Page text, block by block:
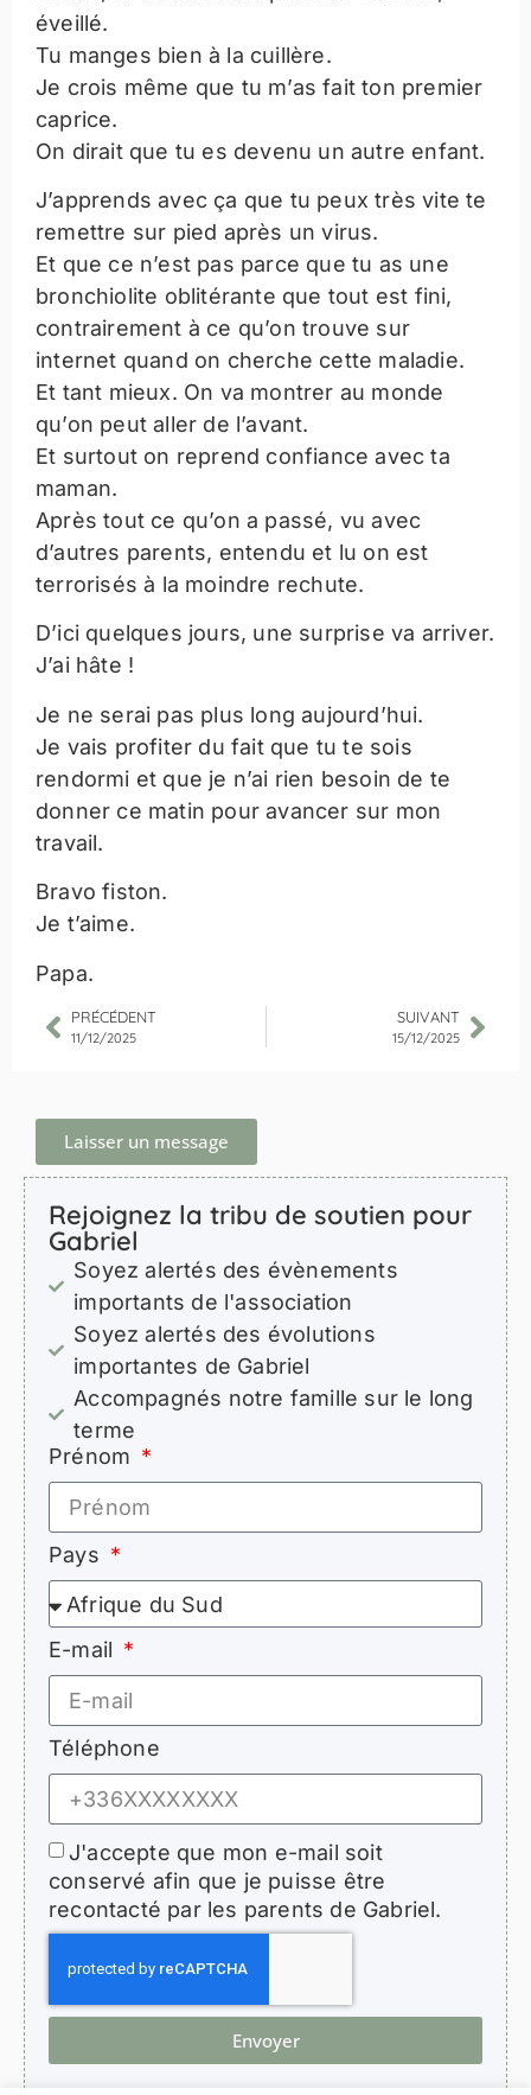
éveillé.
Tu manges bien à la cuillère.
Je crois même que tu m’as fait ton premier
caprice.
On dirait que tu es devenu un autre enfant.
J’apprends avec ça que tu peux très vite te
remettre sur pied après un virus.
Et que ce n’est pas parce que tu as une
bronchiolite oblitérante que tout est fini,
contrairement à ce qu’on trouve sur
internet quand on cherche cette maladie.
Et tant mieux. On va montrer au monde
qu’on peut aller de l’avant.
Et surtout on reprend confiance avec ta
maman.
Après tout ce qu’on a passé, vu avec
d’autres parents, entendu et lu on est
terrorisés à la moindre rechute.
D’ici quelques jours, une surprise va arriver.
J’ai hâte !
Je ne serai pas plus long aujourd’hui.
Je vais profiter du fait que tu te sois
rendormi et que je n’ai rien besoin de te
donner ce matin pour avancer sur mon
travail.
Bravo fiston.
Je t’aime.
Papa.
PRÉCÉDENT
11/12/2025
SUIVANT
15/12/2025
Laisser un message
Rejoignez la tribu de soutien pour
Gabriel
Soyez alertés des évènements
importants de l'association
Soyez alertés des évolutions
importantes de Gabriel
Accompagnés notre famille sur le long
terme
Prénom
Pays
E-mail
Téléphone
J'accepte que mon e-mail soit
conservé afin que je puisse être
recontacté par les parents de Gabriel.
Envoyer